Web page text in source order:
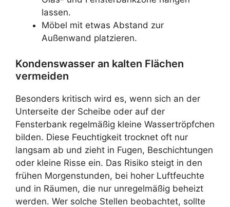
lassen.
Möbel mit etwas Abstand zur
Außenwand platzieren.
Kondenswasser an kalten Flächen
vermeiden
Besonders kritisch wird es, wenn sich an der
Unterseite der Scheibe oder auf der
Fensterbank regelmäßig kleine Wassertröpfchen
bilden. Diese Feuchtigkeit trocknet oft nur
langsam ab und zieht in Fugen, Beschichtungen
oder kleine Risse ein. Das Risiko steigt in den
frühen Morgenstunden, bei hoher Luftfeuchte
und in Räumen, die nur unregelmäßig beheizt
werden. Wer solche Stellen beobachtet, sollte